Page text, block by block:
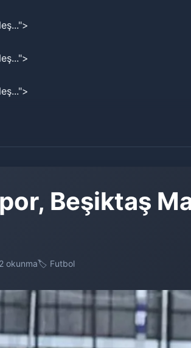
Beşiktaş
okunma🏷️ Futbol